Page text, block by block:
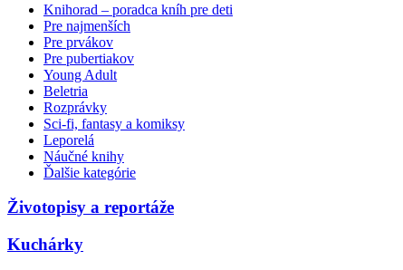
Knihorad – poradca kníh pre deti
Pre najmenších
Pre prvákov
Pre pubertiakov
Young Adult
Beletria
Rozprávky
Sci-fi, fantasy a komiksy
Leporelá
Náučné knihy
Ďalšie kategórie
Životopisy a reportáže
Kuchárky